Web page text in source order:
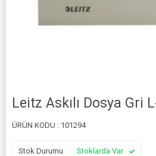
Leitz Askılı Dosya Gri
ÜRÜN KODU : 101294
Stok Durumu Stoklarda Var